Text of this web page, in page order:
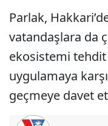
Parlak,
vatandaşlara da
ekosistemi
uygulamaya
geçmeye davet